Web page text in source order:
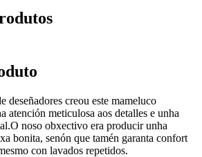
deseñadores creou este mameluco
atención meticulosa aos detalles e unha
noso obxectivo era producir unha
bonita, senón que tamén garanta confort
con lavados repetidos.